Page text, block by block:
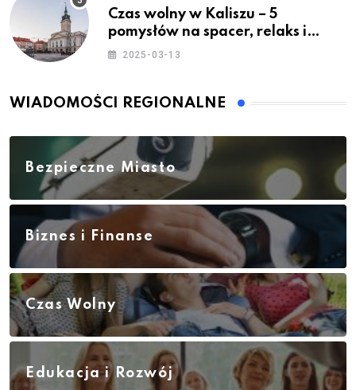
Czas wolny w Kaliszu – 5
pomysłów na spacer, relaks i
rodzinne atrakcje
2025-03-13
WIADOMOŚCI REGIONALNE
Bezpieczne Miasto
Biznes i Finanse
Czas Wolny
Edukacja i Rozwój